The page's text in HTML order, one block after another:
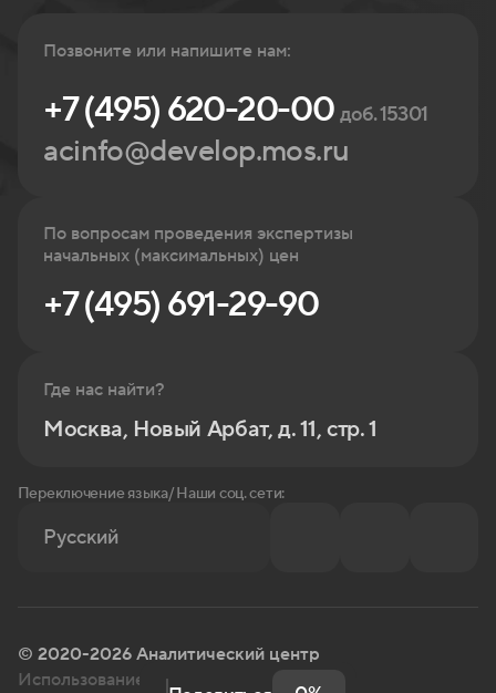
Позвоните или напишите нам:
+7 (495) 620-20-00доб. 15301
acinfo@develop.mos.ru
По вопросам проведения экспертизы
начальных (максимальных) цен
+7 (495) 691-29-90
Где нас найти?
Москва, Новый Арбат, д. 11, стр. 1
Переключение языка/ Наши соц. сети:
Русский
© 2020-2026 Аналитический центр
Использование информации с сайта